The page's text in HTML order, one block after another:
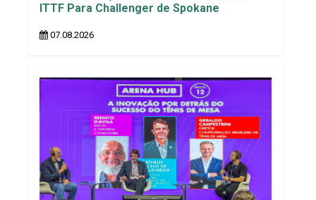
ITTF Para Challenger de Spokane
07.08.2026